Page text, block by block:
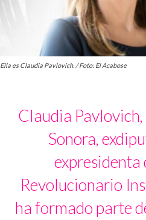
Ella es Claudia Pavlovich. / Foto: El Acabose
Claudia
Sonora,
expresidenta
Revolucionario
ha formado parte